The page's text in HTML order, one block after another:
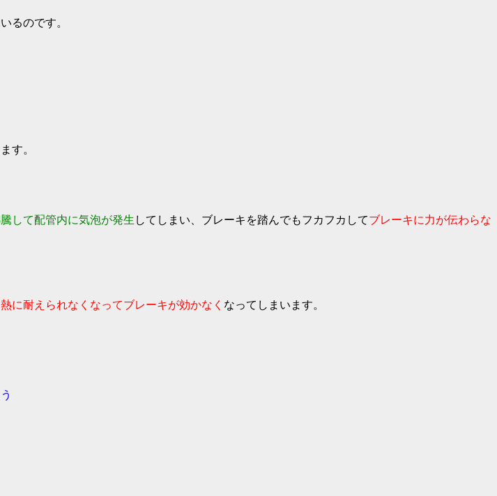
るのです。
す。
して配管内に気泡が発生 してしまい、 ブレーキを踏んでもフカフカしてブレーキに力が伝わらな
に耐えられなくなってブレーキが効かなく なってしまいます。